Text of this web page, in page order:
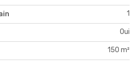
1
Oui
150 m²